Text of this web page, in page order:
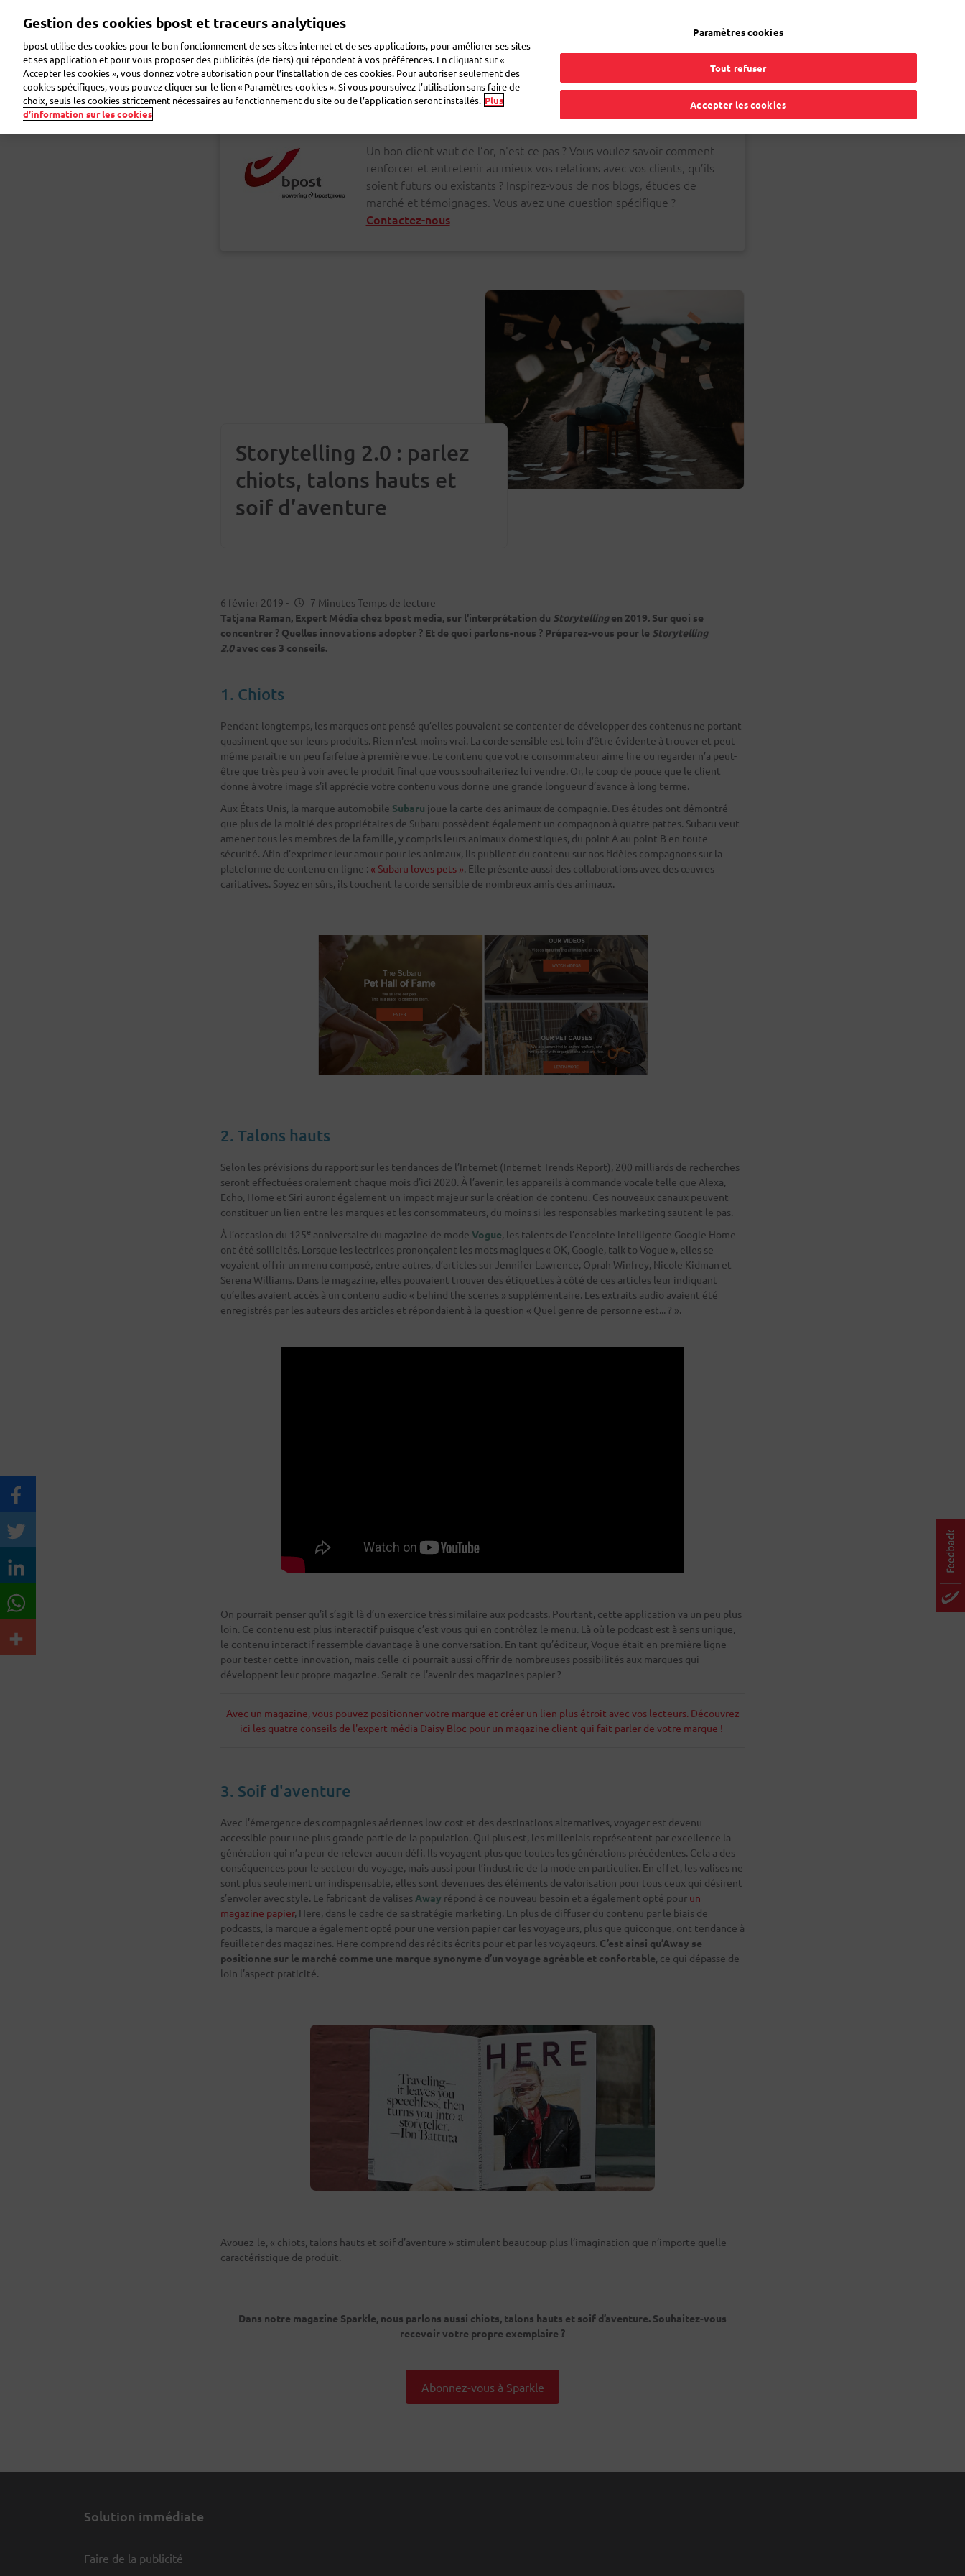
principal
Professionnel
Faire de la publicité Envoyer des colis Envoyer du courrier Recevoir du courrier Logistique FAQ eShop
Un bon client vaut de l’or, n'est-ce pas ? Vous voulez savoir comment
renforcer et entretenir au mieux vos relations avec vos clients, qu’ils
soient futurs ou existants ? Inspirez-vous de nos blogs, études de
marché et témoignages. Vous avez une question spécifique ?
Contactez-nous
Storytelling 2.0 : parlez
chiots, talons hauts et
soif d’aventure
6 février 2019 -
7 Minutes Temps de lecture
Tatjana Raman, Expert Média chez bpost media, sur l'interprétation du Storytellingen 2019. Sur quoi se
concentrer ? Quelles innovations adopter ? Et de quoi parlons-nous ? Préparez-vous pour le Storytelling
2.0avec ces 3 conseils.
1. Chiots
Pendant longtemps, les marques ont pensé qu’elles pouvaient se contenter de développer des contenus ne portant
quasiment que sur leurs produits. Rien n'est moins vrai. La corde sensible est loin d’être évidente à trouver et peut
même paraître un peu farfelue à première vue. Le contenu que votre consommateur aime lire ou regarder n’a peut-
être que très peu à voir avec le produit final que vous souhaiteriez lui vendre. Or, le coup de pouce que le client
donne à votre image s’il apprécie votre contenu vous donne une grande longueur d’avance à long terme.
Aux États-Unis, la marque automobile Subaru joue la carte des animaux de compagnie. Des études ont démontré
que plus de la moitié des propriétaires de Subaru possèdent également un compagnon à quatre pattes. Subaru veut
amener tous les membres de la famille, y compris leurs animaux domestiques, du point A au point B en toute
sécurité. Afin d’exprimer leur amour pour les animaux, ils publient du contenu sur nos fidèles compagnons sur la
plateforme de contenu en ligne : « Subaru loves pets ». Elle présente aussi des collaborations avec des œuvres
caritatives. Soyez en sûrs, ils touchent la corde sensible de nombreux amis des animaux.
2. Talons hauts
Selon les prévisions du rapport sur les tendances de l’Internet (Internet Trends Report), 200 milliards de recherches
seront effectuées oralement chaque mois d’ici 2020. À l’avenir, les appareils à commande vocale telle que Alexa,
Echo, Home et Siri auront également un impact majeur sur la création de contenu. Ces nouveaux canaux peuvent
constituer un lien entre les marques et les consommateurs, du moins si les responsables marketing sautent le pas.
À l’occasion du 125e anniversaire du magazine de mode Vogue, les talents de l’enceinte intelligente Google Home
ont été sollicités. Lorsque les lectrices prononçaient les mots magiques « OK, Google, talk to Vogue », elles se
voyaient offrir un menu composé, entre autres, d’articles sur Jennifer Lawrence, Oprah Winfrey, Nicole Kidman et
Serena Williams. Dans le magazine, elles pouvaient trouver des étiquettes à côté de ces articles leur indiquant
qu’elles avaient accès à un contenu audio « behind the scenes » supplémentaire. Les extraits audio avaient été
enregistrés par les auteurs des articles et répondaient à la question « Quel genre de personne est... ? ».
On pourrait penser qu’il s’agit là d’un exercice très similaire aux podcasts. Pourtant, cette application va un peu plus
loin. Ce contenu est plus interactif puisque c’est vous qui en contrôlez le menu. Là où le podcast est à sens unique,
le contenu interactif ressemble davantage à une conversation. En tant qu’éditeur, Vogue était en première ligne
pour tester cette innovation, mais celle-ci pourrait aussi offrir de nombreuses possibilités aux marques qui
développent leur propre magazine. Serait-ce l’avenir des magazines papier ?
Avec un magazine, vous pouvez positionner votre marque et créer un lien plus étroit avec vos lecteurs. Découvrez
ici les quatre conseils de l'expert média Daisy Bloc pour un magazine client qui fait parler de votre marque !
3. Soif d'aventure
Avec l’émergence des compagnies aériennes low-cost et des destinations alternatives, voyager est devenu
accessible pour une plus grande partie de la population. Qui plus est, les millenials représentent par excellence la
génération qui n’a peur de relever aucun défi. Ils voyagent plus que toutes les générations précédentes. Cela a des
conséquences pour le secteur du voyage, mais aussi pour l’industrie de la mode en particulier. En effet, les valises ne
sont plus seulement un indispensable, elles sont devenues des éléments de valorisation pour tous ceux qui désirent
s’envoler avec style. Le fabricant de valises Away répond à ce nouveau besoin et a également opté pour un
magazine papier, Here, dans le cadre de sa stratégie marketing. En plus de diffuser du contenu par le biais de
podcasts, la marque a également opté pour une version papier car les voyageurs, plus que quiconque, ont tendance à
feuilleter des magazines. Here comprend des récits écrits pour et par les voyageurs. C’est ainsi qu’Away se
positionne sur le marché comme une marque synonyme d’un voyage agréable et confortable, ce qui dépasse de
loin l’aspect praticité.
Avouez-le, « chiots, talons hauts et soif d’aventure » stimulent beaucoup plus l’imagination que n’importe quelle
caractéristique de produit.
Dans notre magazine Sparkle, nous parlons aussi chiots, talons hauts et soif d’aventure. Souhaitez-vous
recevoir votre propre exemplaire ?
Abonnez-vous à Sparkle
Solution immédiate
Faire de la publicité
Gestion des cookies bpost et traceurs analytiques
bpost utilise des cookies pour le bon fonctionnement de ses sites internet et de ses applications, pour améliorer ses sites
et ses application et pour vous proposer des publicités (de tiers) qui répondent à vos préférences. En cliquant sur «
Accepter les cookies », vous donnez votre autorisation pour l’installation de ces cookies. Pour autoriser seulement des
cookies spécifiques, vous pouvez cliquer sur le lien « Paramètres cookies ». Si vous poursuivez l’utilisation sans faire de
choix, seuls les cookies strictement nécessaires au fonctionnement du site ou de l’application seront installés. Plus
d’information sur les cookies
Paramètres cookies
Tout refuser
Accepter les cookies